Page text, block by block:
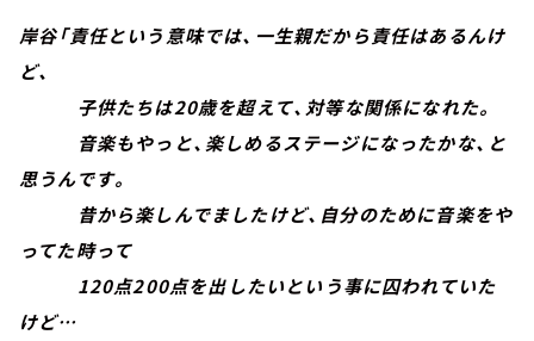
岸谷「責任という意味では、一生親だから責任はあるんけ
ど、
子供たちは20歳を超えて、対等な関係になれた。
音楽もやっと、楽しめるステージになったかな、と
思うんです。
昔から楽しんでましたけど、自分のために音楽をや
ってた時って
120点200点を出したいという事に囚われていた
けど…